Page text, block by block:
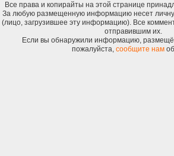
Все права и копирайты на этой странице
За любую размещенную информацию несет
(лицо, загрузившее эту информацию). Все
отправившим их.
Если вы обнаружили информацию,
пожалуйста, сообщите нам